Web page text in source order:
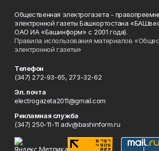
Общественная электрогазета -
электронной газеты Башкортостана
ОАО ИА «Башинформ» с 2001 года).
Правила использования материалов
электронной газеты»
Телефон
(347) 272-93-65, 273-32-62
Эл. почта
electrogazeta2011@gmail.com
Рекламная служба
(347) 250-11-11 adv@bashinform.ru